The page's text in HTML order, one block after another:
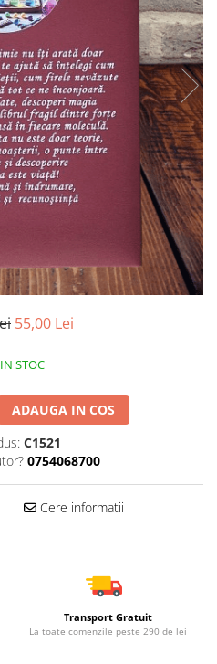
55,00 Lei
IN STOC
ADAUGA IN COS
C1521
0754068700
Cere informatii
Transport Gratuit
La toate comenzile peste 290 de lei